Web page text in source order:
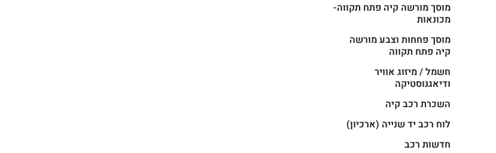
מוסך מורשה קיה פתח תקווה-
מכונאות
מוסך פחחות וצבע מורשה
קיה פתח תקווה
חשמל / מיזוג אוויר
ודיאגנוסטיקה
השכרת רכב קיה
לוח רכב יד שנייה (ארכיון)
חדשות רכב